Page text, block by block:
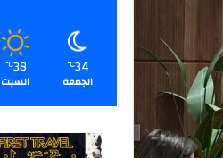
34
℃
الجمعة
38
℃
السبت